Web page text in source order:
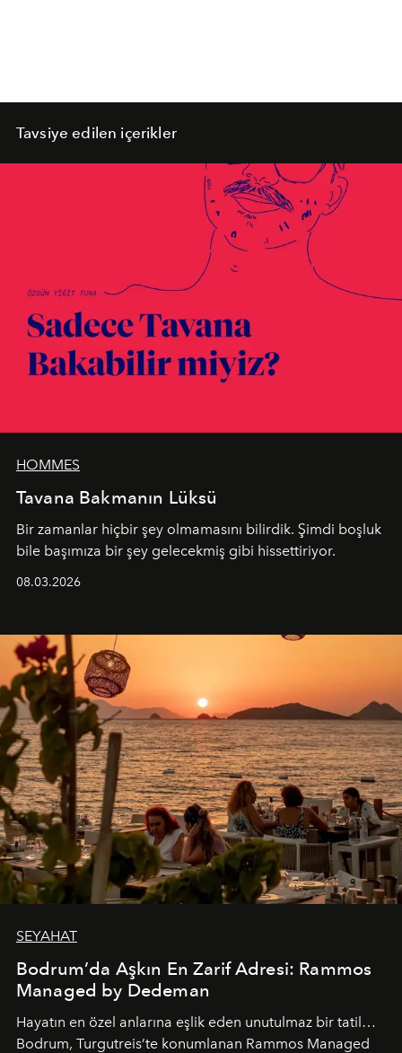
Tavsiye edilen içerikler
HOMMES
Tavana Bakmanın Lüksü
Bir zamanlar hiçbir şey olmamasını bilirdik. Şimdi boşluk
bile başımıza bir şey gelecekmiş gibi hissettiriyor.
08.03.2026
SEYAHAT
Bodrum’da Aşkın En Zarif Adresi: Rammos
Managed by Dedeman
Hayatın en özel anlarına eşlik eden unutulmaz bir tatil…
Bodrum, Turgutreis’te konumlanan Rammos Managed